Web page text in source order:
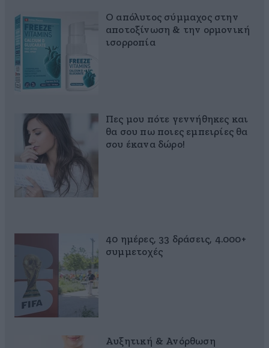
Ο απόλυτος σύμμαχος στην
αποτοξίνωση & την ορμονική
ισορροπία
Πες μου πότε γεννήθηκες και
θα σου πω ποιες εμπειρίες θα
σου έκανα δώρο!
40 ημέρες, 33 δράσεις, 4.000+
συμμετοχές
Αυξητική & Ανόρθωση